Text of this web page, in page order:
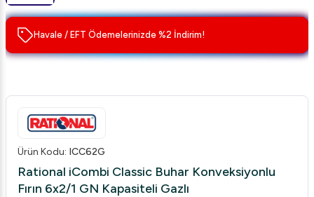
Havale / EFT Ödemelerinizde %2 İndirim!
Ürün Kodu: ICC62G
Rational iCombi Classic Buhar Konveksiyonlu
Fırın 6x2/1 GN Kapasiteli Gazlı